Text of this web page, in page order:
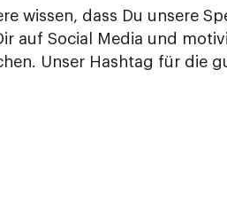
wissen, dass Du unsere
auf Social Media und
Unser Hashtag für die